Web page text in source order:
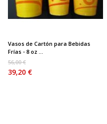
Vasos de Cartón para Bebidas
Frías - 8 oz ...
56,00 €
39,20 €